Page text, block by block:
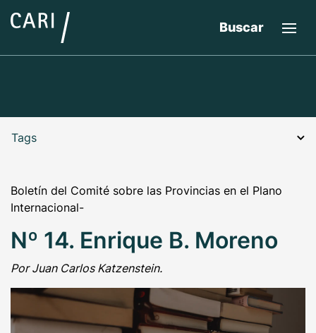
Buscar
Boletín del Comité sobre las Provincias en el Plano
Internacional-
Nº 14. Enrique B. Moreno
Por Juan Carlos Katzenstein.
Tags